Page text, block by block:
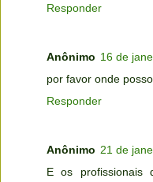
Responder
Anônimo 16 de
por favor onde
Responder
Anônimo 21 de
E os profissionais